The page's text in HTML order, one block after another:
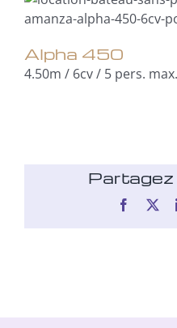
Alpha 450
4.50m / 6cv / 5 pers. max.